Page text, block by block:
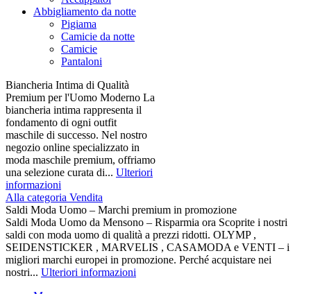
Abbigliamento da notte
Pigiama
Camicie da notte
Camicie
Pantaloni
Biancheria Intima di Qualità
Premium per l'Uomo Moderno La
biancheria intima rappresenta il
fondamento di ogni outfit
maschile di successo. Nel nostro
negozio online specializzato in
moda maschile premium, offriamo
una selezione curata di... Ulteriori
informazioni
Alla categoria Vendita
Saldi Moda Uomo – Marchi premium in promozione
Saldi Moda Uomo da Mensono – Risparmia ora Scoprite i nostri
saldi con moda uomo di qualità a prezzi ridotti. OLYMP ,
SEIDENSTICKER , MARVELIS , CASAMODA e VENTI – i
migliori marchi europei in promozione. Perché acquistare nei
nostri... Ulteriori informazioni